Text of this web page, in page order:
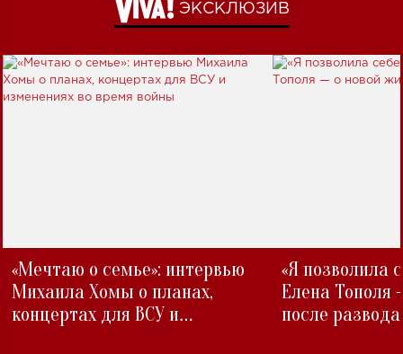
ЭКСКЛЮЗИВ
«Мечтаю о семье»: интервью
Михаила Хомы о планах,
концертах для ВСУ и
«Я позволила
Елена Тополя
после развода